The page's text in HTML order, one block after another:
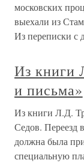
московских
выехали из
Из переписки с
Из книги
и письма»
Из книги Л.Д.
Седов. Переезд
должна была
специальную